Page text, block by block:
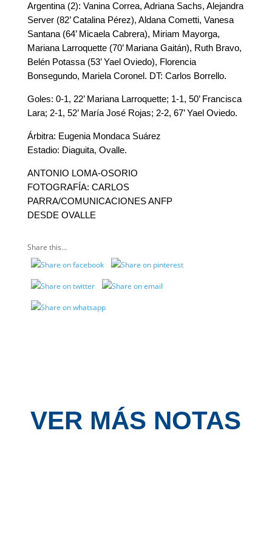
Argentina (2): Vanina Correa, Adriana Sachs, Alejandra
Server (82’ Catalina Pérez), Aldana Cometti, Vanesa
Santana (64’ Micaela Cabrera), Miriam Mayorga,
Mariana Larroquette (70’ Mariana Gaitán), Ruth Bravo,
Belén Potassa (53’ Yael Oviedo), Florencia
Bonsegundo, Mariela Coronel. DT: Carlos Borrello.
Goles: 0-1, 22’ Mariana Larroquette; 1-1, 50’ Francisca
Lara; 2-1, 52’ María José Rojas; 2-2, 67’ Yael Oviedo.
Árbitra: Eugenia Mondaca Suárez
Estadio: Diaguita, Ovalle.
ANTONIO LOMA-OSORIO
FOTOGRAFÍA: CARLOS
PARRA/COMUNICACIONES ANFP
DESDE OVALLE
Share this...
VER MÁS NOTAS